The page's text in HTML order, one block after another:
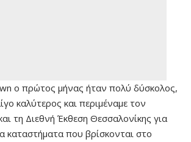
ο πρώτος μήνας ήταν πολύ δύσκολος,
καλύτερος και περιμέναμε τον
τη Διεθνή Έκθεση Θεσσαλονίκης για
καταστήματα που βρίσκονται στο